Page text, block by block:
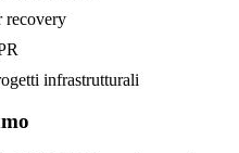
recovery
infrastrutturali